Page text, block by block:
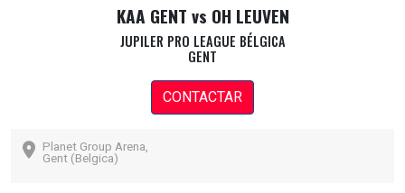
KAA GENT vs OH LEUVEN
JUPILER PRO LEAGUE BÉLGICA
GENT
CONTACTAR
Planet Group Arena,
Gent (Belgica)